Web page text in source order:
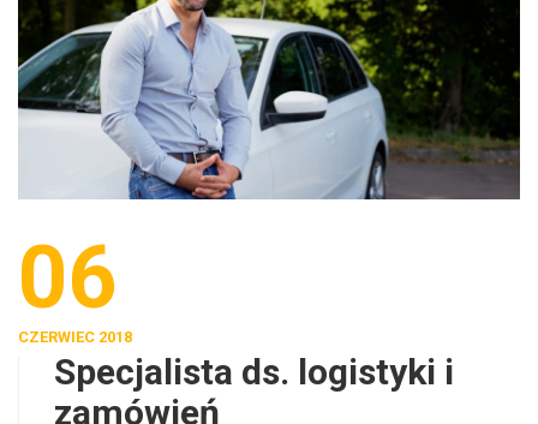
06
CZERWIEC 2018
Specjalista ds. logistyki i
zamówień